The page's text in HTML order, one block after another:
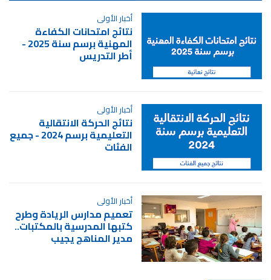
أخبار الأولى
نتائج امتحانات الكفاءة
المهنية برسم سنة 2025 -
أطر التدريس
أخبار الأولى
نتائج الحركة الانتقالية
التعليمية برسم 2024 - جميع
الفئات
أخبار الأولى
تعميم مدارس الريادة وطرح
كتبها المدرسية بالمكتبات..
مدير المناهج يجيب